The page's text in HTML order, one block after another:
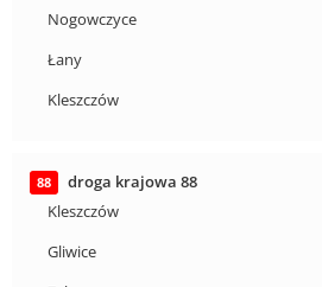
Nogowczyce
Łany
Kleszczów
88
droga krajowa 88
Kleszczów
Gliwice